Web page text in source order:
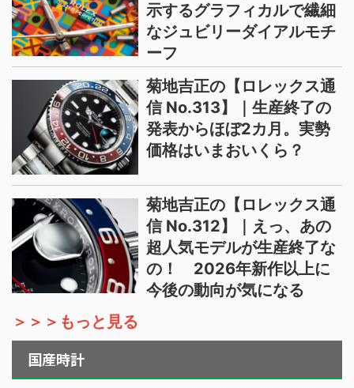
示するグラフィカルで繊細
なジュビリーダイアルモチ
ーフ
菊地吉正の【ロレックス通
信 No.313】｜生産終了の
発表からほぼ2カ月。実勢
価格はいまおいくら？
菊地吉正の【ロレックス通
信 No.312】｜えっ、あの
超人気モデルが生産終了な
の！ 2026年新作以上に
今後の動向が気になる
＞＞＞もっと見る
国産時計